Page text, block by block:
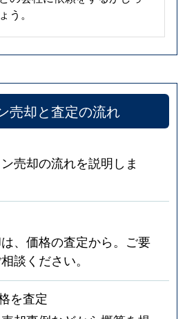
う。
売却と査定の流れ
売却の流れを説明しま
、価格の査定から。ご要
談ください。
を査定